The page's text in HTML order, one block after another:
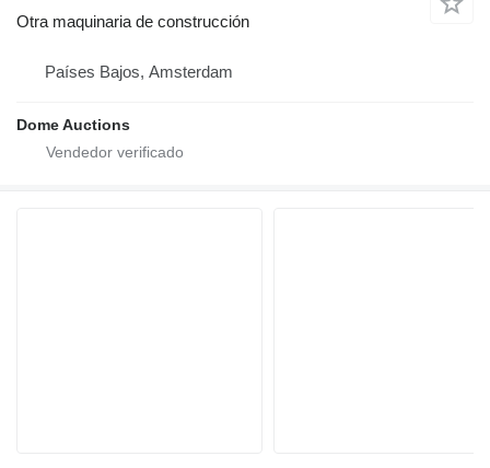
Otra maquinaria de construcción
Países Bajos, Amsterdam
Dome Auctions